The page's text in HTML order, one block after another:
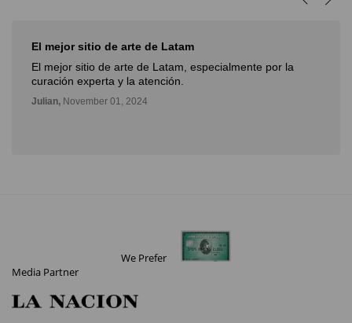
El mejor sitio de arte de Latam
El mejor sitio de arte de Latam, especialmente por la
curación experta y la atención.
Julian, November 01, 2024
We Prefer
Media Partner